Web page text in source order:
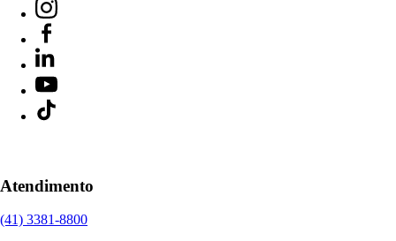
Atendimento
(41) 3381-8800